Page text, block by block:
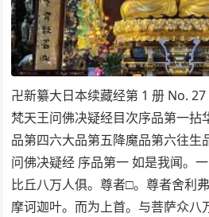
卍新纂大日本续藏经第 1 册 No.
梵天王问佛决疑经目次序品第一拈
品第四六大品第五降魔品第六往生
问佛决疑经 序品第一 如是我闻。
比丘八万人俱。尊者□。尊者舍利
摩诃迦叶。而为上首。与菩萨众八